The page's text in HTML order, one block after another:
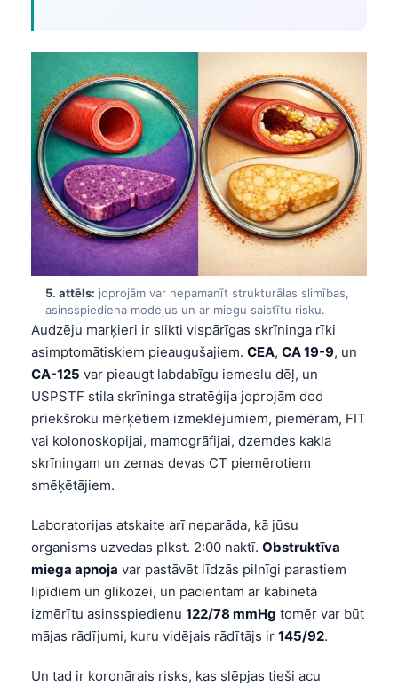
5. attēls: joprojām var nepamanīt strukturālas slimības,
asinsspiediena modeļus un ar miegu saistītu risku.
Audzēju marķieri ir slikti vispārīgas skrīninga rīki
asimptomātiskiem pieaugušajiem. CEA, CA 19-9, un
CA-125 var pieaugt labdabīgu iemeslu dēļ, un
USPSTF stila skrīninga stratēģija joprojām dod
priekšroku mērķētiem izmeklējumiem, piemēram, FIT
vai kolonoskopijai, mamogrāfijai, dzemdes kakla
skrīningam un zemas devas CT piemērotiem
smēķētājiem.
Laboratorijas atskaite arī neparāda, kā jūsu
organisms uzvedas plkst. 2:00 naktī. Obstruktīva
miega apnoja var pastāvēt līdzās pilnīgi parastiem
lipīdiem un glikozei, un pacientam ar kabinetā
izmērītu asinsspiedienu 122/78 mmHg tomēr var būt
mājas rādījumi, kuru vidējais rādītājs ir 145/92.
Un tad ir koronārais risks, kas slēpjas tieši acu